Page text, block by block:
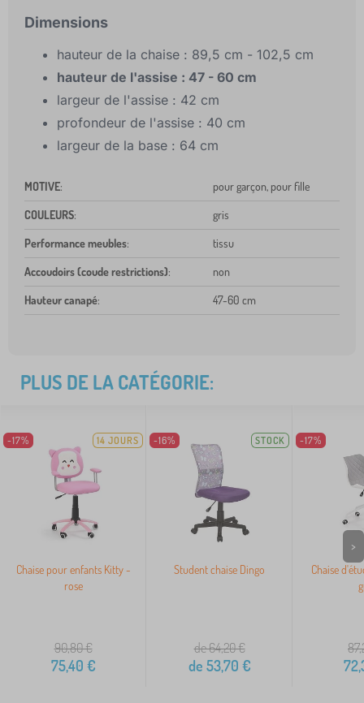
Dimensions
hauteur de la chaise : 89,5 cm - 102,5 cm
hauteur de l'assise : 47 - 60 cm
largeur de l'assise : 42 cm
profondeur de l'assise : 40 cm
largeur de la base : 64 cm
MOTIVE: pour garçon, pour fille
COULEURS: gris
Performance meubles: tissu
Accoudoirs (coude restrictions): non
Hauteur canapé: 47-60 cm
PLUS DE LA CATÉGORIE:
-17% 14 JOURS
Chaise pour enfants Kitty -
rose
90,80€
75,40 €
-16% STOCK
Student chaise Dingo
de 64,20€
de 53,70 €
-17%
Chaise
>